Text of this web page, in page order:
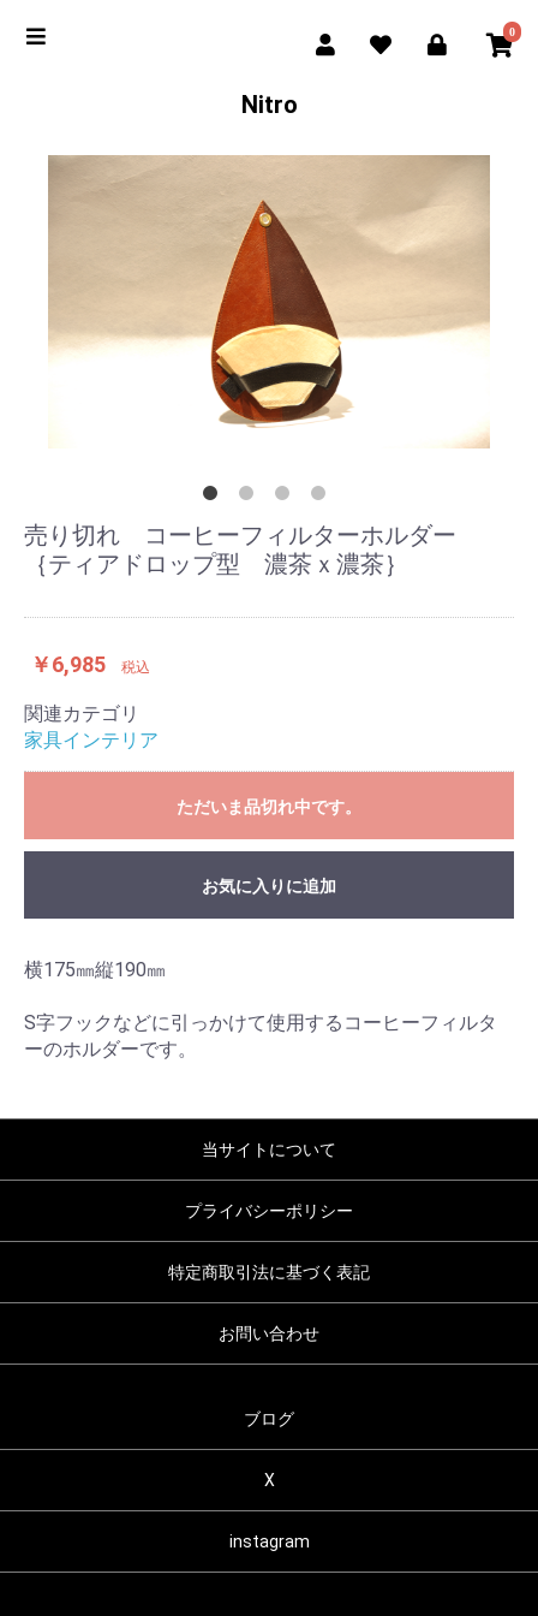
0
Nitro
売り切れ コーヒーフィルターホルダー
｛ティアドロップ型 濃茶ｘ濃茶｝
￥6,985 税込
関連カテゴリ
家具インテリア
ただいま品切れ中です。
お気に入りに追加
横175㎜縦190㎜
S字フックなどに引っかけて使用するコーヒーフィルタ
ーのホルダーです。
当サイトについて
プライバシーポリシー
特定商取引法に基づく表記
お問い合わせ
ブログ
X
instagram